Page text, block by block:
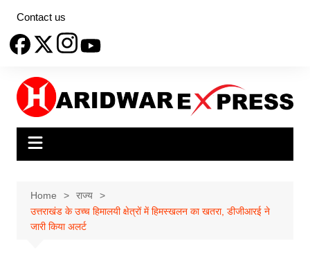
content
Contact us
Home
राज्य
उत्तराखंड के उच्च हिमालयी क्षेत्रों में हिमस्खलन का खतरा, डीजीआरई ने
जारी किया अलर्ट